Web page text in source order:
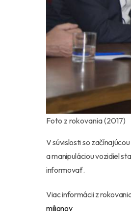
Foto z rokovania (2017)
V súvislosti so
a manipuláciou vozidiel
informovať.
Viac informácii z
milionov